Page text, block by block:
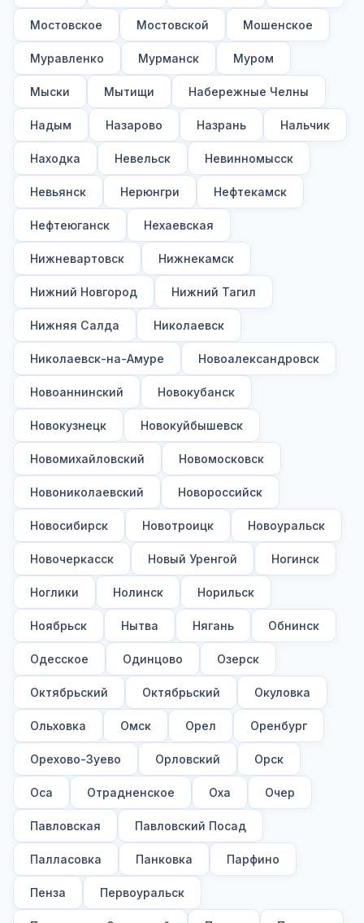
Мостовское Мостовской Мошенское
Муравленко Мурманск Муром
Мыски Мытищи Набережные Челны
Надым Назарово Назрань Нальчик
Находка Невельск Невинномысск
Невьянск Нерюнгри Нефтекамск
Нефтеюганск Нехаевская
Нижневартовск Нижнекамск
Нижний Новгород Нижний Тагил
Нижняя Салда Николаевск
Николаевск-на-Амуре Новоалександровск
Новоаннинский Новокубанск
Новокузнецк Новокуйбышевск
Новомихайловский Новомосковск
Новониколаевский Новороссийск
Новосибирск Новотроицк Новоуральск
Новочеркасск Новый Уренгой Ногинск
Ноглики Нолинск Норильск
Ноябрьск Нытва Нягань Обнинск
Одесское Одинцово Озерск
Октябрьский Октябрьский Окуловка
Ольховка Омск Орел Оренбург
Орехово-Зуево Орловский Орск
Оса Отрадненское Оха Очер
Павловская Павловский Посад
Палласовка Панковка Парфино
Пенза Первоуральск